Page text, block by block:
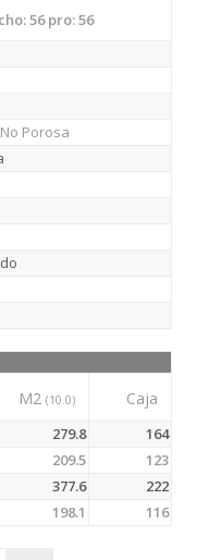
56 pro: 56
Porosa
M2 (10.0) Caja
279.8
164
209.5
123
377.6
222
198.1 116